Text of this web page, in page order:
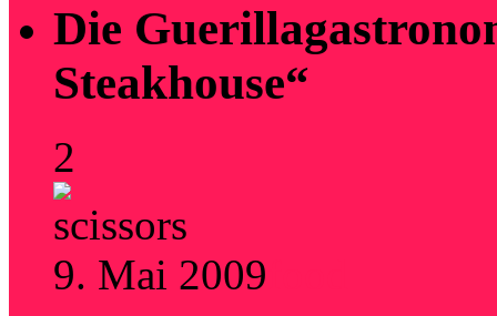
Die
Steakhouse“
2
9. Mai 2009